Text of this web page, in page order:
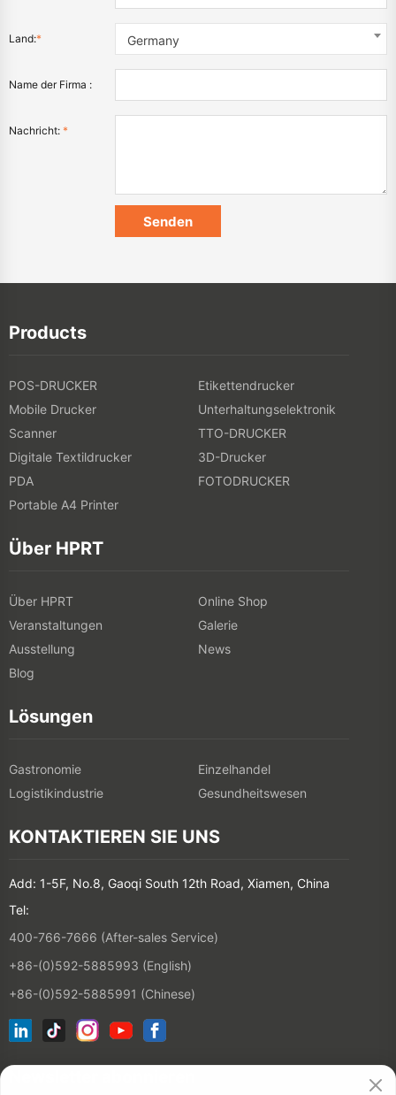
Land:* Germany
Name der Firma :
Nachricht: *
Products
POS-DRUCKER
Etikettendrucker
Mobile Drucker
Unterhaltungselektronik
Scanner
TTO-DRUCKER
Digitale Textildrucker
3D-Drucker
PDA
FOTODRUCKER
Portable A4 Printer
Über HPRT
Über HPRT
Online Shop
Veranstaltungen
Galerie
Ausstellung
News
Blog
Lösungen
Gastronomie
Einzelhandel
Logistikindustrie
Gesundheitswesen
KONTAKTIEREN SIE UNS
Add: 1-5F, No.8, Gaoqi South 12th Road, Xiamen, China
Tel:
400-766-7666 (After-sales Service)
+86-(0)592-5885993 (English)
+86-(0)592-5885991 (Chinese)